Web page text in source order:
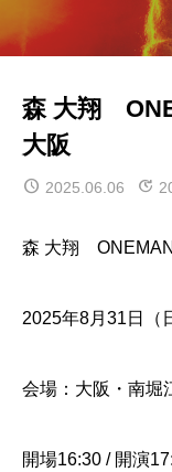
森 大翔
大阪
2025.06.06
森 大翔
2025年8月31日（
会場：大阪・南堀
開場16:30 / 開演